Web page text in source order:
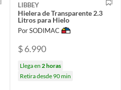
LIBBEY
Hielera de Transparente 2.3
Litros para Hielo
Por SODIMAC
$ 6.990
Llega en 2 horas
Retira desde 90 min